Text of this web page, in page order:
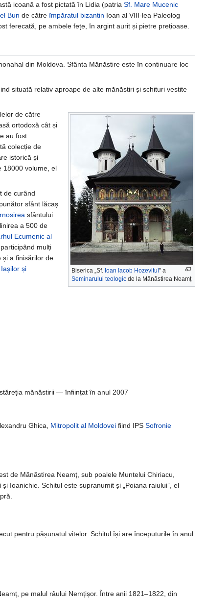
icoană a fost pictată în Lidia (patria Sf. Mare Mucenic
Bun de cătreîmpăratul bizantin Ioan al VIII-lea Paleolog
ferecată, pe ambele fețe, în argint aurit și pietre prețioase.
din Moldova. Sfânta Mănăstire este în continuare loc
situată relativ aproape de alte mănăstiri și schituri vestite
Biserica „Sf. Ioan Iacob Hozevitul ” a
Seminarului teologic de la Mănăstirea Neamț
de către
ortodoxă cât și
au fost
colecție de
istorică și
18000 volume, el
de curând
sfânt lăcaș
sfântului
a 500 de
Ecumenic al
mulți
și a finisărilor de
și
stăreția mănăstirii — înființat în anul 2007
Ghica, Mitropolit al Moldovei fiind IPSSofronie
de Mănăstirea Neamț, sub poalele Muntelui Chiriacu,
Ioanichie. Schitul este supranumit și „Poiana raiului”, el
pentru pășunatul vitelor. Schitul își are începuturile în anul
pe malul râului Nemțișor. Între anii 1821–1822, din